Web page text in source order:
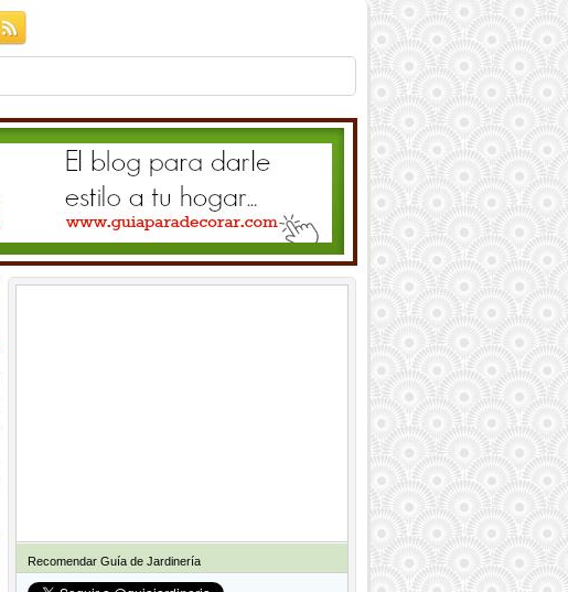
Recomendar Guía de Jardinería